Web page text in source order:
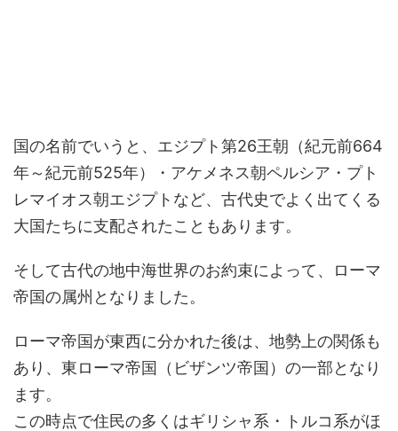
国の名前でいうと、エジプト第26王朝（紀元前664
年～紀元前525年）・アケメネス朝ペルシア・プト
レマイオス朝エジプトなど、古代史でよく出てくる
大国たちに支配されたこともあります。
そして古代の地中海世界のお約束によって、ローマ
帝国の属州となりました。
ローマ帝国が東西に分かれた後は、地勢上の関係も
あり、東ローマ帝国（ビザンツ帝国）の一部となり
ます。
この時点で住民の多くはギリシャ系・トルコ系がほ